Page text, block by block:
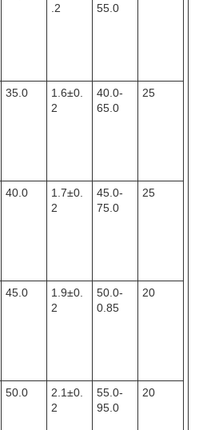
.2
55.0
35.0
1.6±0.
2
40.0-
65.0
25
40.0
1.7±0.
2
45.0-
75.0
25
45.0
1.9±0.
2
50.0-
0.85
20
50.0
2.1±0.
2
55.0-
95.0
20